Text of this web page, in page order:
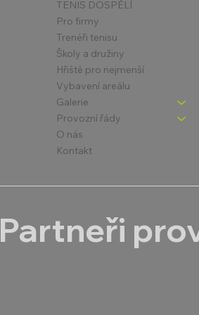
TENIS DOSPĚLÍ
Pro firmy
Trenéři tenisu
Školy a družiny
Hřiště pro nejmenší
Vybavení areálu
Galerie
Provozní řády
O nás
Kontakt
Partneři